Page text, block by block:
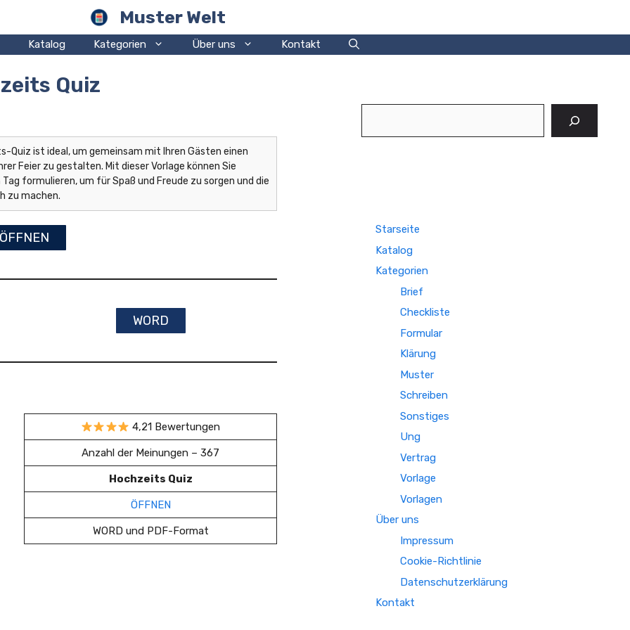
Muster Welt
Katalog Kategorien Über uns Kontakt
Quiz
Quiz ist ideal, um gemeinsam mit Ihren Gästen einen
Feier zu gestalten. Mit dieser Vorlage können Sie
formulieren, um für Spaß und Freude zu sorgen und die
zu machen.
WORD
4,21 Bewertungen
Anzahl der Meinungen – 367
Hochzeits Quiz
ÖFFNEN
WORD und PDF-Format
Starseite
Katalog
Kategorien
Brief
Checkliste
Formular
Klärung
Muster
Schreiben
Sonstiges
Ung
Vertrag
Vorlage
Vorlagen
Über uns
Impressum
Cookie-Richtlinie
Datenschutzerklärung
Kontakt